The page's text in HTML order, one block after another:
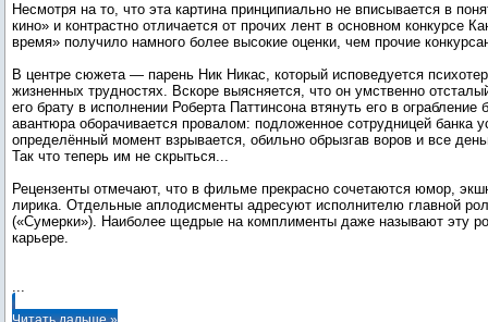
Несмотря на то, что эта картина принципиально не вписывается в
кино» и контрастно отличается от прочих лент в основном конкурсе
время» получило намного более высокие оценки, чем прочие
В центре сюжета — парень Ник Никас, который исповедуется
жизненных трудностях. Вскоре выясняется, что он умственно
его брату в исполнении Роберта Паттинсона втянуть его в ограбление
авантюра оборачивается провалом: подложенное сотрудницей банка
определённый момент взрывается, обильно обрызгав воров и все
Так что теперь им не скрыться...
Рецензенты отмечают, что в фильме прекрасно сочетаются юмор,
лирика. Отдельные аплодисменты адресуют исполнителю главной
(«Сумерки»). Наиболее щедрые на комплименты даже называют эту
карьере.
...